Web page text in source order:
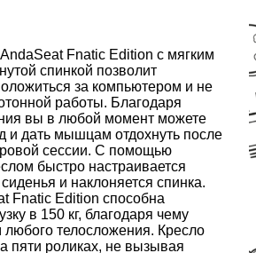
Fnatic Edition с мягким
спинкой позволит
за компьютером и не
работы. Благодаря
вы в любой момент можете
и дать мышцам отдохнуть после
сессии. С помощью
быстро настраивается
и наклоняется спинка.
Fnatic Edition способна
в 150 кг, благодаря чему
телосложения. Кресло
пяти роликах, не вызывая